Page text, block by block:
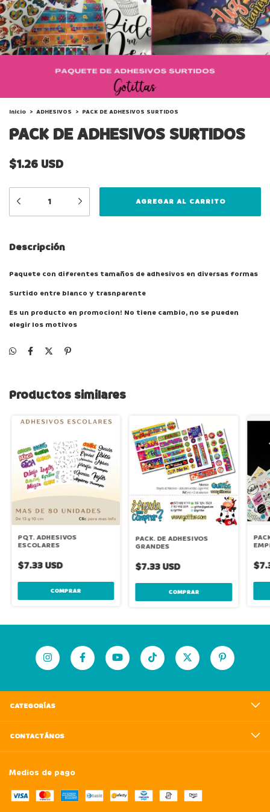
Inicio > ADHESIVOS > PACK DE ADHESIVOS SURTIDOS
PACK DE ADHESIVOS SURTIDOS
$1.26 USD
Descripción
Paquete con diferentes tamaños de adhesivos en diversas formas
Surtido entre blanco y trasnparente
Es un producto en promocion! No tiene cambio, no se pueden
elegir los motivos
Productos similares
PQT. ADHESIVOS
ESCOLARES
$7.33 USD
PACK. DE ADHESIVOS
GRANDES
$7.33 USD
CATEGORÍAS
CONTACTÁNOS
Medios de pago